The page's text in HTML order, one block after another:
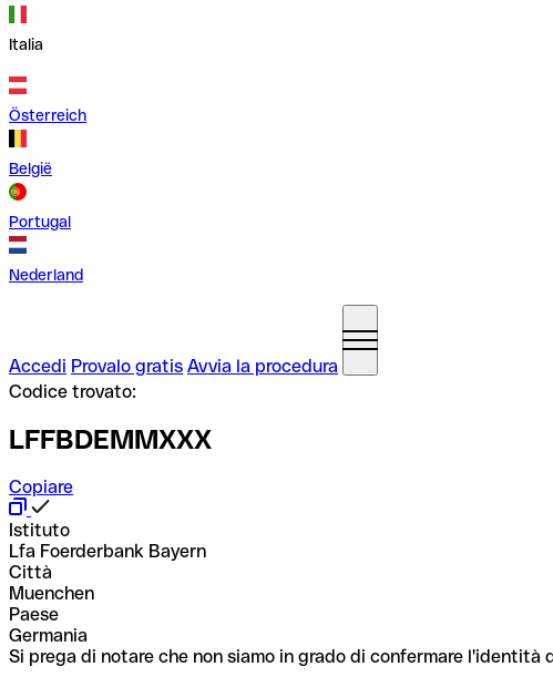
Italia
Österreich
België
Portugal
Nederland
Accedi Provalo gratis Avvia la procedura
Codice trovato:
LFFBDEMMXXX
Copiare
Istituto
Lfa Foerderbank Bayern
Città
Muenchen
Paese
Germania
Si prega di notare che non siamo in grado di confermare